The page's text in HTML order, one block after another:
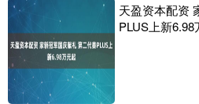
天盈资本配资
PLUS上新6.98